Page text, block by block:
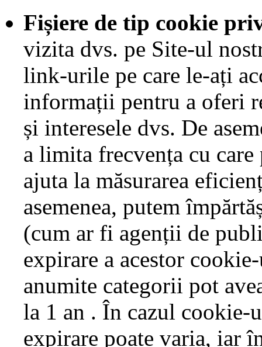
Fișiere de tip cookie
vizita dvs. pe Site-ul
link-urile pe care le-ați
informații pentru a oferi
și interesele dvs. De
a limita frecvența cu
ajuta la măsurarea
asemenea, putem
(cum ar fi agenții de
expirare a acestor
anumite categorii pot
la 1 an . În cazul cookie-
expirare poate varia, iar